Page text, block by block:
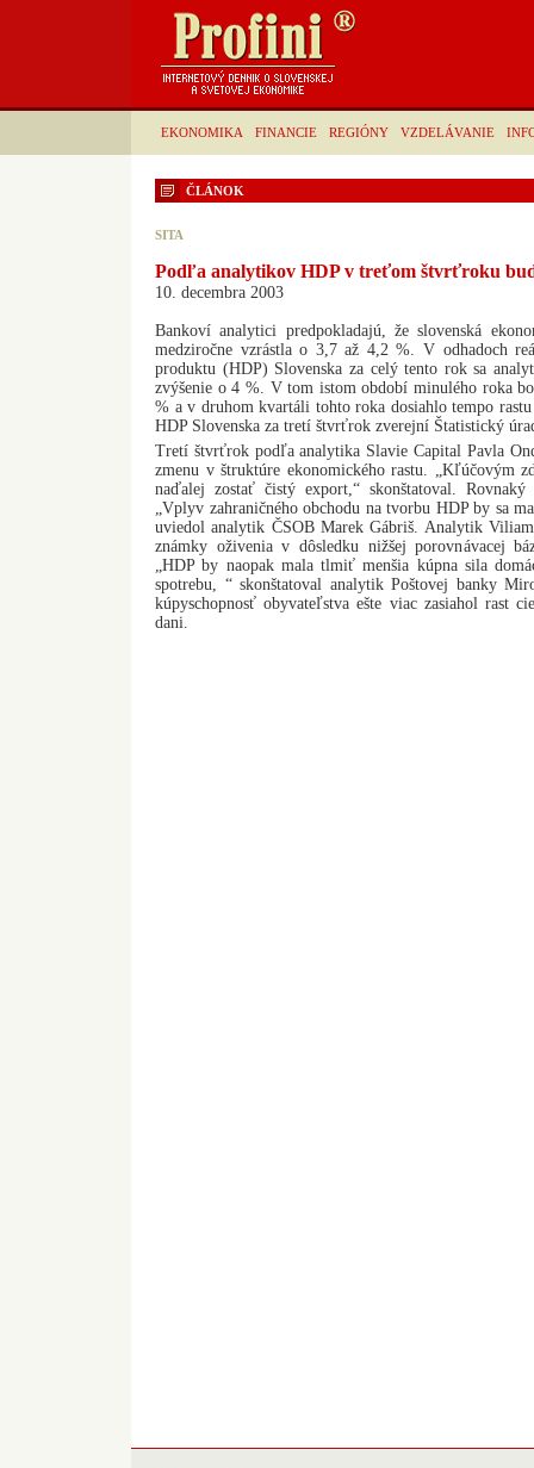
EKONOMIKA FINANCIE REGIÓNY VZDELÁVANIE
ČLÁNOK
SITA
Podľa analytikov HDP v treťom štvrťroku
10. decembra 2003
Bankoví analytici predpokladajú, že slovenská
medziročne vzrástla o 3,7 až 4,2 %. V odhadoch
produktu (HDP) Slovenska za celý tento rok sa
zvýšenie o 4 %. V tom istom období minulého roka
% a v druhom kvartáli tohto roka dosiahlo tempo
HDP Slovenska za tretí štvrťrok zverejní Štatistický
Tretí štvrťrok podľa analytika Slavie Capital Pavla
zmenu v štruktúre ekonomického rastu. „Kľúčovým
naďalej zostať čistý export,“ skonštatoval.
„Vplyv zahraničného obchodu na tvorbu HDP by sa
uviedol analytik ČSOB Marek Gábriš. Analytik
známky oživenia v dôsledku nižšej porovnávacej
„HDP by naopak mala tlmiť menšia kúpna sila
spotrebu, “ skonštatoval analytik Poštovej banky
kúpyschopnosť obyvateľstva ešte viac zasiahol rast
dani.